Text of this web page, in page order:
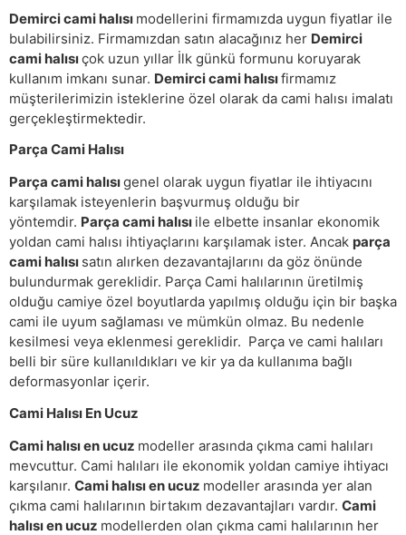
Demirci cami halısı modellerini firmamızda uygun fiyatlar ile
bulabilirsiniz. Firmamızdan satın alacağınız her Demirci
cami halısıçok uzun yıllar İlk günkü formunu koruyarak
kullanım imkanı sunar. Demirci cami halısıfirmamız
müşterilerimizin isteklerine özel olarak da cami halısı imalatı
gerçekleştirmektedir.
Parça Cami Halısı
Parça cami halısıgenel olarak uygun fiyatlar ile ihtiyacını
karşılamak isteyenlerin başvurmuş olduğu bir
yöntemdir. Parça cami halısı ile elbette insanlar ekonomik
yoldan cami halısı ihtiyaçlarını karşılamak ister. Ancak parça
cami halısı satın alırken dezavantajlarını da göz önünde
bulundurmak gereklidir. Parça Cami halılarının üretilmiş
olduğu camiye özel boyutlarda yapılmış olduğu için bir başka
cami ile uyum sağlaması ve mümkün olmaz. Bu nedenle
kesilmesi veya eklenmesi gereklidir. Parça ve cami halıları
belli bir süre kullanıldıkları ve kir ya da kullanıma bağlı
deformasyonlar içerir.
Cami Halısı En Ucuz
Cami halısı en ucuz modeller arasında çıkma cami halıları
mevcuttur. Cami halıları ile ekonomik yoldan camiye ihtiyacı
karşılanır. Cami halısı en ucuz modeller arasında yer alan
çıkma cami halılarının birtakım dezavantajları vardır. Cami
halısı en ucuz modellerden olan çıkma cami halılarının her